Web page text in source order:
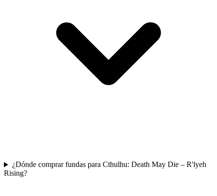
¿Dónde comprar fundas para Cthulhu: Death May Die – R'lyeh
Rising?